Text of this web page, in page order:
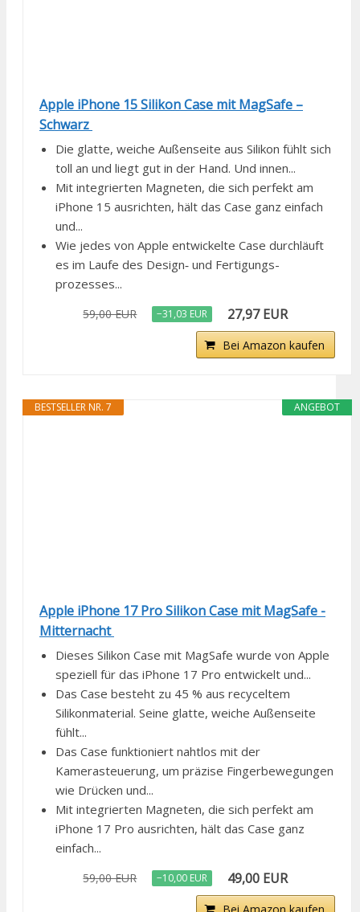
Apple iPhone 15 Silikon Case mit MagSafe –
Schwarz ​​​​​​​
Die glatte, weiche Außenseite aus Silikon fühlt sich
toll an und liegt gut in der Hand. Und innen...
Mit integrierten Magneten, die sich perfekt am
iPhone 15 ausrichten, hält das Case ganz einfach
und...
Wie jedes von Apple entwickelte Case durchläuft
es im Laufe des Design‑ und Fertigungs­
prozesses...
59,00 EUR −31,03 EUR 27,97 EUR
Bei Amazon kaufen
ANGEBOT
BESTSELLER NR. 7
Apple iPhone 17 Pro Silikon Case mit MagSafe -
Mitternacht ​​​​​​​
Dieses Silikon Case mit MagSafe wurde von Apple
speziell für das iPhone 17 Pro entwickelt und...
Das Case besteht zu 45 % aus recyceltem
Silikonmaterial. Seine glatte, weiche Außenseite
fühlt...
Das Case funktioniert nahtlos mit der
Kamerasteuerung, um präzise Fingerbewegungen
wie Drücken und...
Mit integrierten Magneten, die sich perfekt am
iPhone 17 Pro ausrichten, hält das Case ganz
einfach...
59,00 EUR −10,00 EUR 49,00 EUR